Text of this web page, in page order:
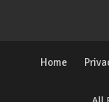
Home